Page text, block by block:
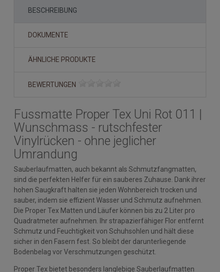
BESCHREIBUNG
DOKUMENTE
ÄHNLICHE PRODUKTE
BEWERTUNGEN
Fussmatte Proper Tex Uni Rot 011 |
Wunschmass - rutschfester
Vinylrücken - ohne jeglicher
Umrandung
Sauberlaufmatten, auch bekannt als Schmutzfangmatten,
sind die perfekten Helfer für ein sauberes Zuhause. Dank ihrer
hohen Saugkraft halten sie jeden Wohnbereich trocken und
sauber, indem sie effizient Wasser und Schmutz aufnehmen.
Die Proper Tex Matten und Läufer können bis zu 2 Liter pro
Quadratmeter aufnehmen. Ihr strapazierfähiger Flor entfernt
Schmutz und Feuchtigkeit von Schuhsohlen und hält diese
sicher in den Fasern fest. So bleibt der darunterliegende
Bodenbelag vor Verschmutzungen geschützt.
Proper Tex bietet besonders langlebige Sauberlaufmatten